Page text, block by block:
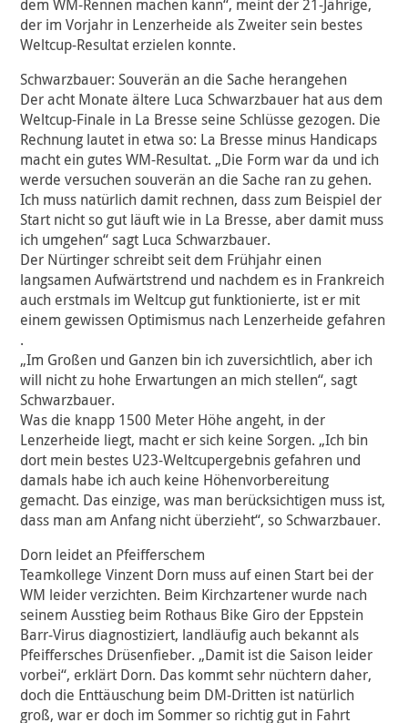
dem WM-Rennen machen kann“, meint der 21-Jährige,
der im Vorjahr in Lenzerheide als Zweiter sein bestes
Weltcup-Resultat erzielen konnte.
Schwarzbauer: Souverän an die Sache herangehen
Der acht Monate ältere Luca Schwarzbauer hat aus dem
Weltcup-Finale in La Bresse seine Schlüsse gezogen. Die
Rechnung lautet in etwa so: La Bresse minus Handicaps
macht ein gutes WM-Resultat. „Die Form war da und ich
werde versuchen souverän an die Sache ran zu gehen.
Ich muss natürlich damit rechnen, dass zum Beispiel der
Start nicht so gut läuft wie in La Bresse, aber damit muss
ich umgehen“ sagt Luca Schwarzbauer.
Der Nürtinger schreibt seit dem Frühjahr einen
langsamen Aufwärtstrend und nachdem es in Frankreich
auch erstmals im Weltcup gut funktionierte, ist er mit
einem gewissen Optimismus nach Lenzerheide gefahren
.
„Im Großen und Ganzen bin ich zuversichtlich, aber ich
will nicht zu hohe Erwartungen an mich stellen“, sagt
Schwarzbauer.
Was die knapp 1500 Meter Höhe angeht, in der
Lenzerheide liegt, macht er sich keine Sorgen. „Ich bin
dort mein bestes U23-Weltcupergebnis gefahren und
damals habe ich auch keine Höhenvorbereitung
gemacht. Das einzige, was man berücksichtigen muss ist,
dass man am Anfang nicht überzieht“, so Schwarzbauer.
Dorn leidet an Pfeifferschem
Teamkollege Vinzent Dorn muss auf einen Start bei der
WM leider verzichten. Beim Kirchzartener wurde nach
seinem Ausstieg beim Rothaus Bike Giro der Eppstein
Barr-Virus diagnostiziert, landläufig auch bekannt als
Pfeiffersches Drüsenfieber. „Damit ist die Saison leider
vorbei“, erklärt Dorn. Das kommt sehr nüchtern daher,
doch die Enttäuschung beim DM-Dritten ist natürlich
groß, war er doch im Sommer so richtig gut in Fahrt